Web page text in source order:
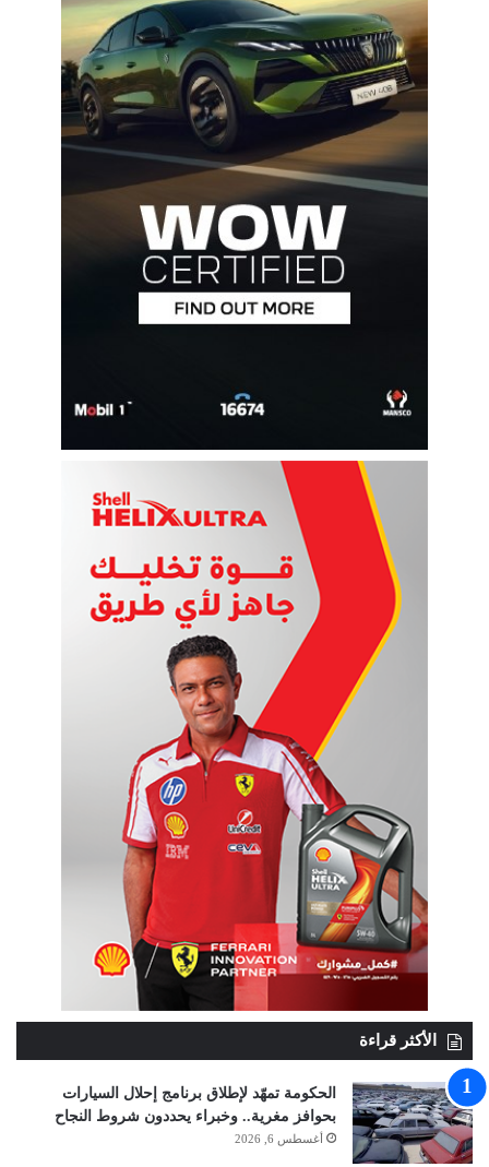
الأكثر قراءة
الحكومة تمهّد لإطلاق برنامج إحلال السيارات
بحوافز مغرية.. وخبراء يحددون شروط النجاح
أغسطس 6, 2026